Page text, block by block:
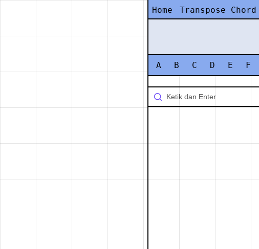
Home Transpose Chord
A B C D E F